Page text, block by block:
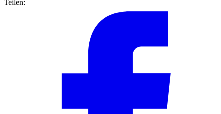
Teilen: